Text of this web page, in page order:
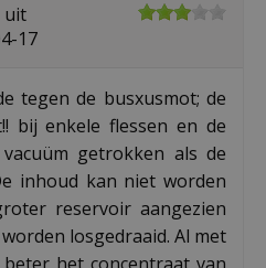
uit
17
tegen de busxusmot; de
bij enkele flessen en de
getrokken als de
inhoud kan niet worden
reservoir aangezien
losgedraaid. Al met